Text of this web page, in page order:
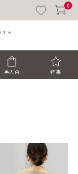
0
再入荷 特集